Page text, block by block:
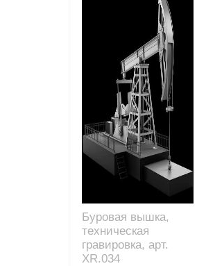
Буровая вышка,
техническая
гравировка, арт.
XR.034